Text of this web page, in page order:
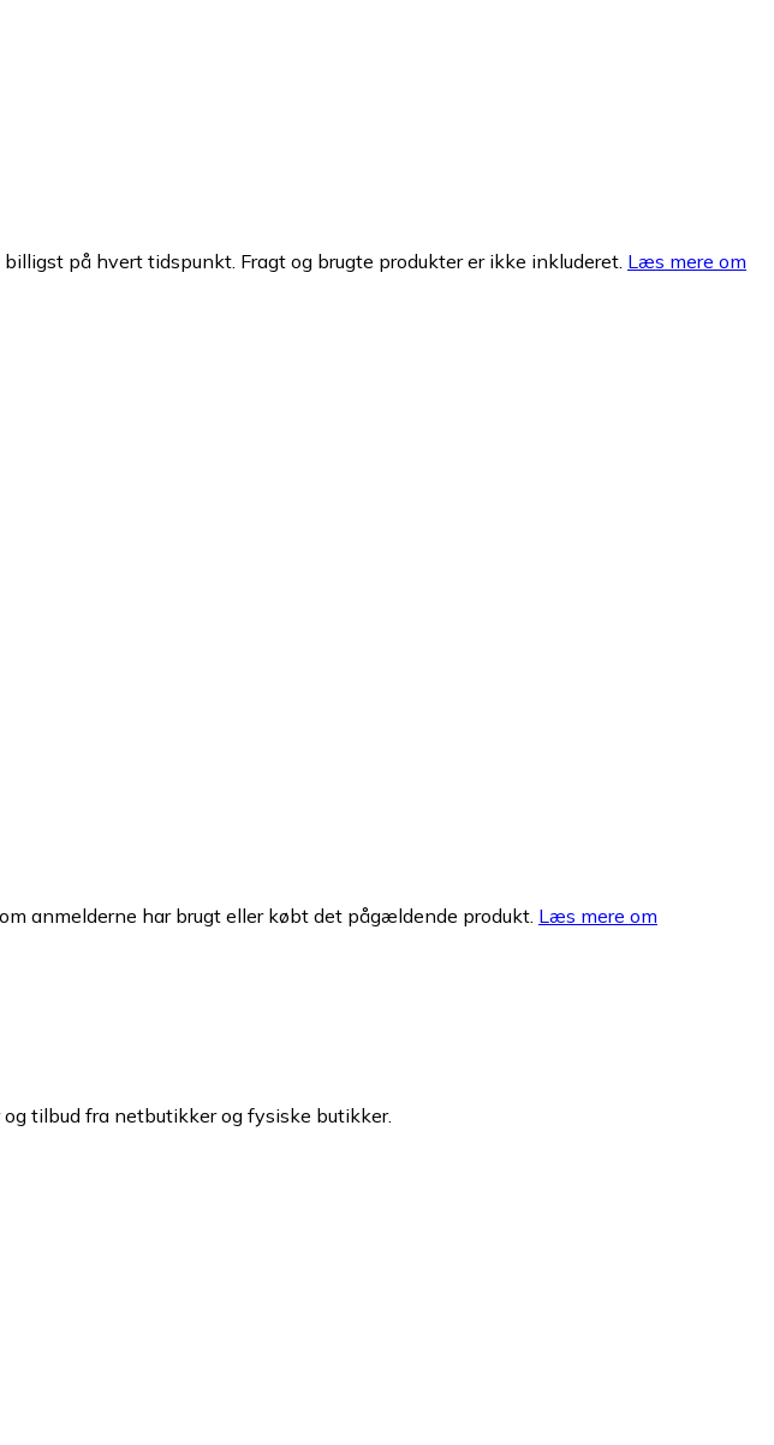
på hvert tidspunkt. Fragt og brugte produkter er ikke inkluderet. Læs mere om
anmelderne har brugt eller købt det pågældende produkt. Læs mere om
tilbud fra netbutikker og fysiske butikker.